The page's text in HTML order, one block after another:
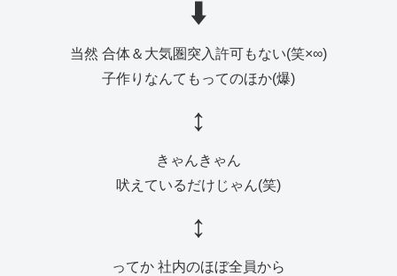
⬇️
当然 合体＆大気圏突入許可もない(笑×∞)
子作りなんてもってのほか(爆)
↕️
きゃんきゃん
吠えているだけじゃん(笑)
↕️
ってか 社内のほぼ全員から